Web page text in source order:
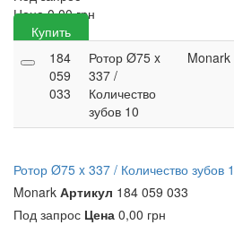
Цена 0,00грн
Купить
184
059
033
Ротор Ø75 x
337 /
Количество
зубов 10
Monark
Ротор Ø75 x 337 / Количество зубов
Monark Артикул 184 059 033
Под запрос Цена 0,00 грн